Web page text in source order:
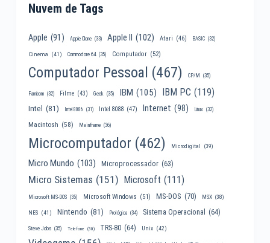
Nuvem de Tags
Apple (91) Apple Clone (33) Apple II (102) Atari (46) BASIC (32)
Cinema (41) Commodore 64 (35) Computador (52)
Computador Pessoal (467) CP/M (35)
Famicom (32) Filme (43) Geek (35) IBM (105) IBM PC (119)
Intel (81) Intel 8086 (31) Intel 8088 (47) Internet (98) Linux (32)
Macintosh (58) Mainframe (36)
Microcomputador (462) Microdigital (39)
Micro Mundo (103) Microprocessador (63)
Micro Sistemas (151) Microsoft (111)
Microsoft MS-DOS (35) Microsoft Windows (51) MS-DOS (70) MSX (38)
NES (41) Nintendo (81) Prológica (34) Sistema Operacional (64)
Steve Jobs (35) Telefone (30) TRS-80 (64) Unix (42)